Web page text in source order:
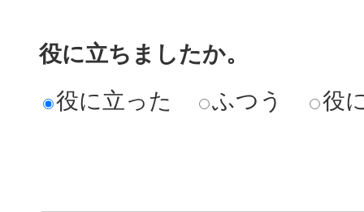
役に立ちましたか。
役に立った
ふつう 役